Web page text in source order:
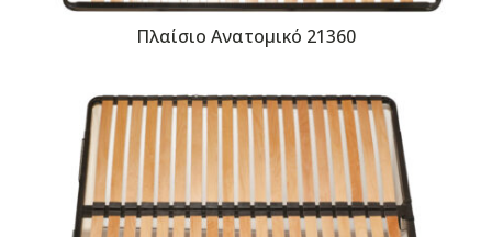
Πλαίσιο Ανατομικό 21360